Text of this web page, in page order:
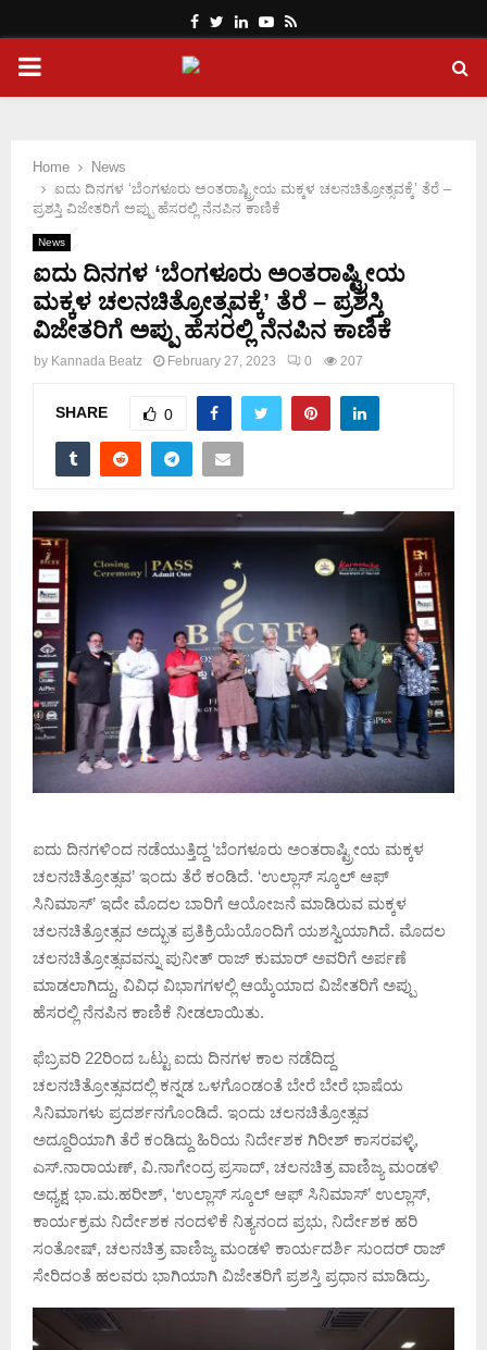
Facebook
Twitter
LinkedinYoutube
Rss
PRIMARY
Home
News
ಐದು ದಿನಗಳ ‘ಬೆಂಗಳೂರು ಅಂತರಾಷ್ಟ್ರೀಯ ಮಕ್ಕಳ ಚಲನಚಿತ್ರೋತ್ಸವಕ್ಕೆ’ ತೆರೆ –
ಪ್ರಶಸ್ತಿ ವಿಜೇತರಿಗೆ ಅಪ್ಪು ಹೆಸರಲ್ಲಿ ನೆನಪಿನ ಕಾಣಿಕೆ
News
ಐದು ದಿನಗಳ ‘ಬೆಂಗಳೂರು ಅಂತರಾಷ್ಟ್ರೀಯ
ಮಕ್ಕಳ ಚಲನಚಿತ್ರೋತ್ಸವಕ್ಕೆ’ ತೆರೆ – ಪ್ರಶಸ್ತಿ
ವಿಜೇತರಿಗೆ ಅಪ್ಪು ಹೆಸರಲ್ಲಿ ನೆನಪಿನ ಕಾಣಿಕೆ
by Kannada Beatz February 27, 2023 0 207
SHARE 0
ಐದು ದಿನಗಳಿಂದ ನಡೆಯುತ್ತಿದ್ದ ‘ಬೆಂಗಳೂರು ಅಂತರಾಷ್ಟ್ರೀಯ ಮಕ್ಕಳ
ಚಲನಚಿತ್ರೋತ್ಸವ’ ಇಂದು ತೆರೆ ಕಂಡಿದೆ. ‘ಉಲ್ಲಾಸ್ ಸ್ಕೂಲ್ ಆಫ್
ಸಿನಿಮಾಸ್’ ಇದೇ ಮೊದಲ ಬಾರಿಗೆ ಆಯೋಜನೆ ಮಾಡಿರುವ ಮಕ್ಕಳ
ಚಲನಚಿತ್ರೋತ್ಸವ ಅದ್ಭುತ ಪ್ರತಿಕ್ರಿಯೆಯೊಂದಿಗೆ ಯಶಸ್ವಿಯಾಗಿದೆ. ಮೊದಲ
ಚಲನಚಿತ್ರೋತ್ಸವವನ್ನು ಪುನೀತ್ ರಾಜ್ ಕುಮಾರ್ ಅವರಿಗೆ ಅರ್ಪಣೆ
ಮಾಡಲಾಗಿದ್ದು, ವಿವಿಧ ವಿಭಾಗಗಳಲ್ಲಿ ಆಯ್ಕೆಯಾದ ವಿಜೇತರಿಗೆ ಅಪ್ಪು
ಹೆಸರಲ್ಲಿ ನೆನಪಿನ ಕಾಣಿಕೆ ನೀಡಲಾಯಿತು.
ಫೆಬ್ರವರಿ 22ರಿಂದ ಒಟ್ಟು ಐದು ದಿನಗಳ ಕಾಲ ನಡೆದಿದ್ದ
ಚಲನಚಿತ್ರೋತ್ಸವದಲ್ಲಿ ಕನ್ನಡ ಒಳಗೊಂಡಂತೆ ಬೇರೆ ಬೇರೆ ಭಾಷೆಯ
ಸಿನಿಮಾಗಳು ಪ್ರದರ್ಶನಗೊಂಡಿದೆ. ಇಂದು ಚಲನಚಿತ್ರೋತ್ಸವ
ಅದ್ದೂರಿಯಾಗಿ ತೆರೆ ಕಂಡಿದ್ದು ಹಿರಿಯ ನಿರ್ದೇಶಕ ಗಿರೀಶ್ ಕಾಸರವಳ್ಳಿ,
ಎಸ್.ನಾರಾಯಣ್, ವಿ.ನಾಗೇಂದ್ರ ಪ್ರಸಾದ್, ಚಲನಚಿತ್ರ ವಾಣಿಜ್ಯ ಮಂಡಳಿ
ಅಧ್ಯಕ್ಷ ಭಾ.ಮ.ಹರೀಶ್, ‘ಉಲ್ಲಾಸ್ ಸ್ಕೂಲ್ ಆಫ್ ಸಿನಿಮಾಸ್’ ಉಲ್ಲಾಸ್,
ಕಾರ್ಯಕ್ರಮ ನಿರ್ದೇಶಕ ನಂದಳಿಕೆ ನಿತ್ಯನಂದ ಪ್ರಭು, ನಿರ್ದೇಶಕ ಹರಿ
ಸಂತೋಷ್, ಚಲನಚಿತ್ರ ವಾಣಿಜ್ಯ ಮಂಡಳಿ ಕಾರ್ಯದರ್ಶಿ ಸುಂದರ್ ರಾಜ್
ಸೇರಿದಂತೆ ಹಲವರು ಭಾಗಿಯಾಗಿ ವಿಜೇತರಿಗೆ ಪ್ರಶಸ್ತಿ ಪ್ರಧಾನ ಮಾಡಿದ್ರು.